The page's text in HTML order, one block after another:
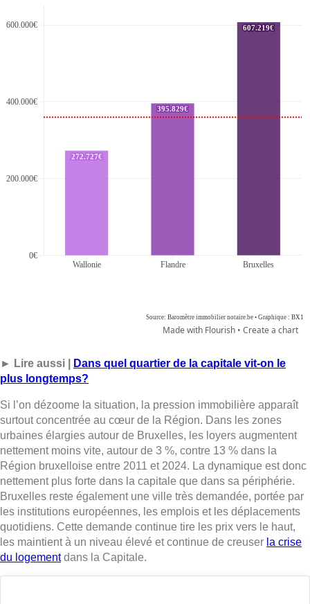
► Lire aussi |
Dans quel quartier de la capitale vit-on le
plus longtemps?
Si l’on dézoome la situation, la pression immobilière apparaît
surtout concentrée au cœur de la Région. Dans les zones
urbaines élargies autour de Bruxelles, les loyers augmentent
nettement moins vite, autour de 3 %, contre 13 % dans la
Région bruxelloise entre 2011 et 2024. La dynamique est donc
nettement plus forte dans la capitale que dans sa périphérie.
Bruxelles reste également une ville très demandée, portée par
les institutions européennes, les emplois et les déplacements
quotidiens. Cette demande continue tire les prix vers le haut,
les maintient à un niveau élevé et continue de creuser la crise
du logementdans la Capitale.